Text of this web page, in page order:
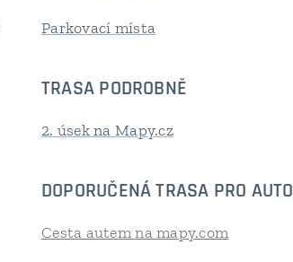
Parkovací místa
TRASA PODROBNĚ
2. úsek na Mapy.cz
DOPORUČENÁ TRASA PRO AUTO
Cesta autem na mapy.com